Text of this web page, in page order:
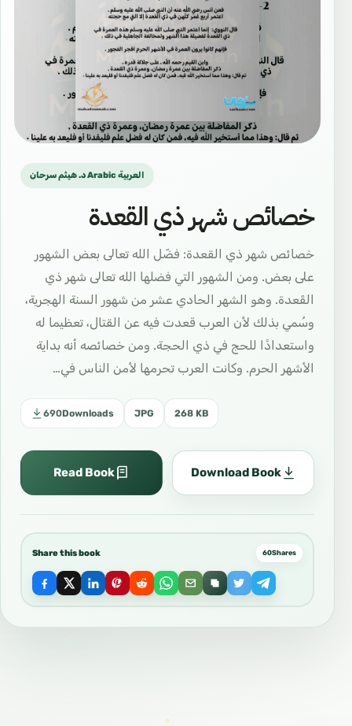
د. هيثم سرحان Arabic العربية
خصائص شهر ذي القعدة
خصائص شهر ذي القعدة: فضّل الله تعالى بعض الشهور
على بعض. ومن الشهور التي فضلها الله تعالى شهر ذي
القَعدة. وهو الشهر الحادي عشر من شهور السنة الهجرية،
وسُمي بذلك لأن العرب قعدت فيه عن القتال، تعظيما له
واستعدادًا للحج في ذي الحجة. ومن خصائصه أنه بداية
الأشهر الحرم. وكانت العرب تحرمها لأمن الناس في…
690Downloads JPG 268 KB
Read Book Download Book
Share this book 60Shares